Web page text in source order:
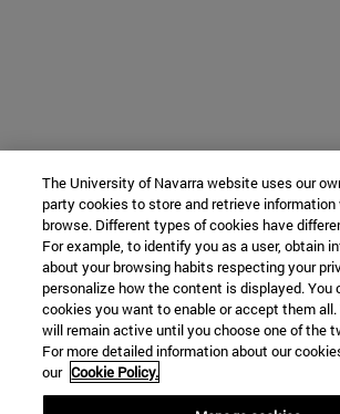
The University of Navarra website uses our
party cookies to store and retrieve information
browse. Different types of cookies have
For example, to identify you as a user, obtain
about your browsing habits respecting your
personalize how the content is displayed. You
cookies you want to enable or accept them
will remain active until you choose one of the
For more detailed information about our
our Cookie Policy.